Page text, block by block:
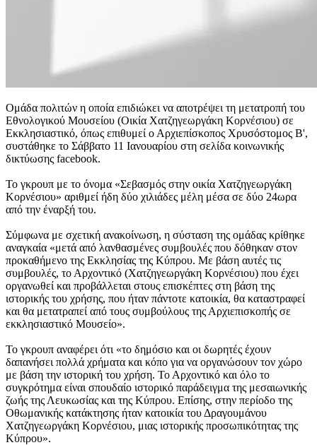
Ομάδα πολιτών η οποία επιδιώκει να αποτρέψει τη μετατροπή του
Εθνολογικού Μουσείου (Οικία Χατζηγεωργάκη Κορνέσιου) σε
Εκκλησιαστικό, όπως επιθυμεί ο Αρχιεπίσκοπος Χρυσόστομος Β',
συστάθηκε το Σάββατο 11 Ιανουαρίου στη σελίδα κοινωνικής
δικτύωσης facebook.
Το γκρουπ με το όνομα «Σεβασμός στην οικία Χατζηγεωργάκη
Κορνέσιου» αριθμεί ήδη δύο χιλιάδες μέλη μέσα σε δύο 24ωρα
από την έναρξή του.
Σύμφωνα με σχετική ανακοίνωση, η σύσταση της ομάδας κρίθηκε
αναγκαία «μετά από λανθασμένες συμβουλές που δόθηκαν στον
προκαθήμενο της Εκκλησίας της Κύπρου. Με βάση αυτές τις
συμβουλές, το Αρχοντικό (Χατζηγεωργάκη Κορνέσιου) που έχει
οργανωθεί και προβάλλεται στους επισκέπτες στη βάση της
ιστορικής του χρήσης, που ήταν πάντοτε κατοικία, θα καταστραφεί
και θα μετατραπεί από τους συμβούλους της Αρχιεπισκοπής σε
εκκλησιαστικό Μουσείο».
Το γκρουπ αναφέρει ότι «το δημόσιο και οι δωρητές έχουν
δαπανήσει πολλά χρήματα και κόπο για να οργανώσουν τον χώρο
με βάση την ιστορική του χρήση. Το Αρχοντικό και όλο το
συγκρότημα είναι σπουδαίο ιστορικό παράδειγμα της μεσαιωνικής
ζωής της Λευκωσίας και της Κύπρου. Επίσης, στην περίοδο της
Οθωμανικής κατάκτησης ήταν κατοικία του Δραγουμάνου
Χατζηγεωργάκη Κορνέσιου, μιας ιστορικής προσωπικότητας της
Κύπρου».